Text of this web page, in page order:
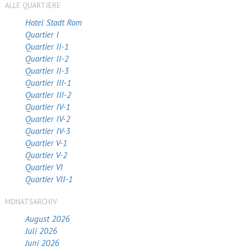
ALLE QUARTIERE
Hotel Stadt Rom
Quartier I
Quartier II-1
Quartier II-2
Quartier II-3
Quartier III-1
Quartier III-2
Quartier IV-1
Quartier IV-2
Quartier IV-3
Quartier V-1
Quartier V-2
Quartier VI
Quartier VII-1
MONATSARCHIV
August 2026
Juli 2026
Juni 2026